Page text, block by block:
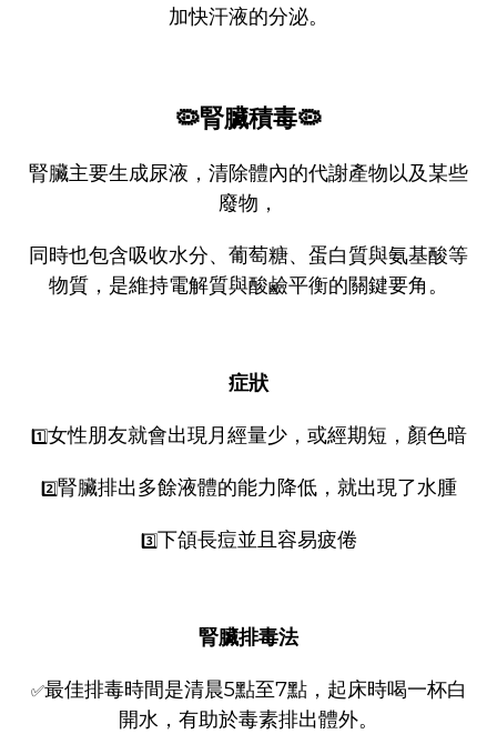
加快汗液的分泌。
🦠腎臟積毒🦠
腎臟主要生成尿液，清除體內的代謝產物以及某些
廢物，
同時也包含吸收水分、葡萄糖、蛋白質與氨基酸等
物質，是維持電解質與酸鹼平衡的關鍵要角。
症狀
1️⃣女性朋友就會出現月經量少，或經期短，顏色暗
2️⃣腎臟排出多餘液體的能力降低，就出現了水腫
3️⃣下頜長痘並且容易疲倦
腎臟排毒法
✅最佳排毒時間是清晨5點至7點，起床時喝一杯白
開水，有助於毒素排出體外。